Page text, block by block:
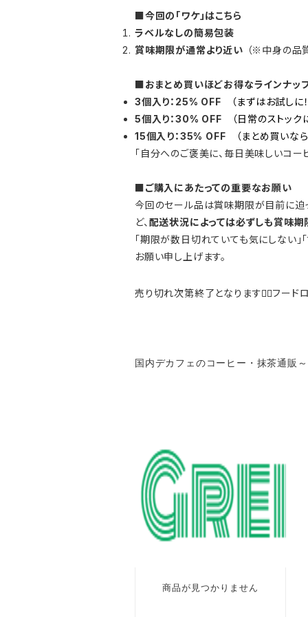
■今回の「ワケ」はこちら
ラベルなしの簡易包装
賞味期限が通常より近い （※中身の品
■おまとめ買いほどお得なラインナッ
3個入り：25% OFF
（まずはお試しに
5個入り：30% OFF
（日常のストック
15個入り：35% OFF
（まとめ買いな
「自分へのご褒美に、毎日美味しいコ
■ご購入にあたっての重要なお願い
今回のセール品は賞味期限が目前に迫
ど、 配送状況によっては必ずしも賞味期
「期限が数日切れていても気にしない」
お願い申し上げます。
売り切れ次第終了となります🙇‍♀️フード
国内デカフェのコーヒー・抹茶通販